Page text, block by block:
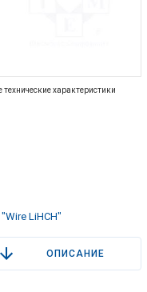
характеристики
LiHCH"
ОПИСАНИЕ